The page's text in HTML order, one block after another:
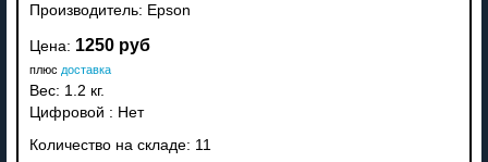
Производитель: Epson
Цена: 1250 руб
плюс доставка
Вес: 1.2 кг.
Цифровой : Нет
Количество на складе: 11